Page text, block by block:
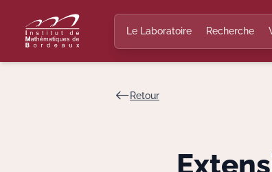
Le Laboratoire Recherche
Retour